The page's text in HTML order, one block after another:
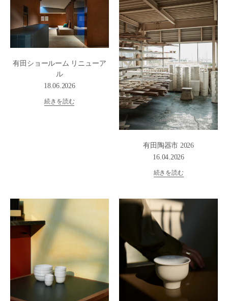
有田ショールーム リニューア
ル
18.06.2026
続きを読む
有田陶器市 2026
16.04.2026
続きを読む